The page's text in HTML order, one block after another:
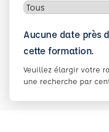
Aucune date près
cette formation.
Veuillez élargir votre
une recherche par